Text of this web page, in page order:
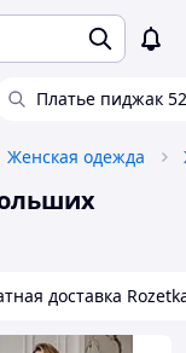
Платье пиджак
Женская одежда
доставка